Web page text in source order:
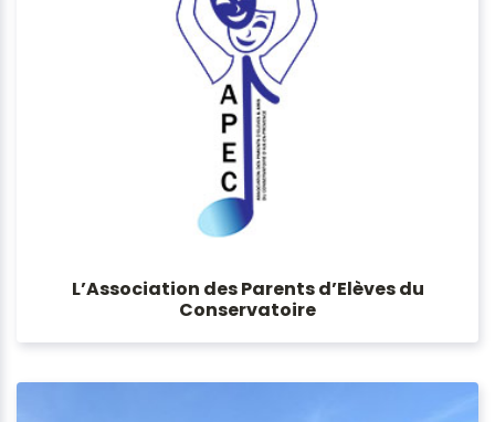
L’Association des Parents d’Elèves du
Conservatoire